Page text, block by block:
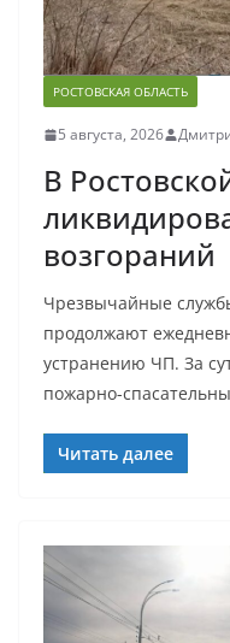
РОСТОВСКАЯ ОБЛАСТЬ
5 августа, 2026
В
возгораний
Чрезвычайные
продолжают
устранению ЧП. За
пожарно-
Читать далее